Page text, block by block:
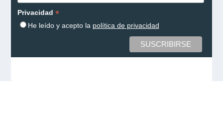
Privacidad *
He leído y acepto la política de privacidad